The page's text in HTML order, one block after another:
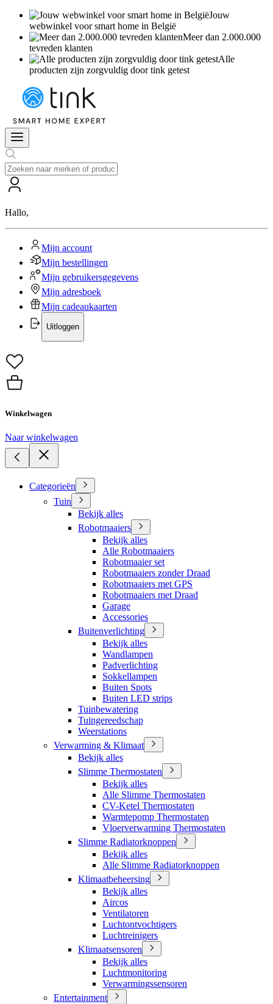
Jouw
webwinkel voor smart home in België
Meer dan 2.000.000
tevreden klanten
Alle
producten zijn zorgvuldig door tink getest
Hallo,
Mijn account
Mijn bestellingen
Mijn gebruikersgegevens
Mijn adresboek
Mijn cadeaukaarten
Uitloggen
Winkelwagen
Naar winkelwagen
Categorieën
Tuin
Bekijk alles
Robotmaaiers
Bekijk alles
Alle Robotmaaiers
Robotmaaier set
Robotmaaiers zonder Draad
Robotmaaiers met GPS
Robotmaaiers met Draad
Garage
Accessories
Buitenverlichting
Bekijk alles
Wandlampen
Padverlichting
Sokkellampen
Buiten Spots
Buiten LED strips
Tuinbewatering
Tuingereedschap
Weerstations
Verwarming & Klimaat
Bekijk alles
Slimme Thermostaten
Bekijk alles
Alle Slimme Thermostaten
CV-Ketel Thermostaten
Warmtepomp Thermostaten
Vloerverwarming Thermostaten
Slimme Radiatorknoppen
Bekijk alles
Alle Slimme Radiatorknoppen
Klimaatbeheersing
Bekijk alles
Aircos
Ventilatoren
Luchtontvochtigers
Luchtreinigers
Klimaatsensoren
Bekijk alles
Luchtmonitoring
Verwarmingssensoren
Entertainment